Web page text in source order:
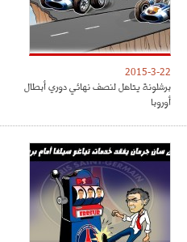
2015-3-22
برشلونة يتاهل لنصف نهائي دوري أبطال
أوروبا